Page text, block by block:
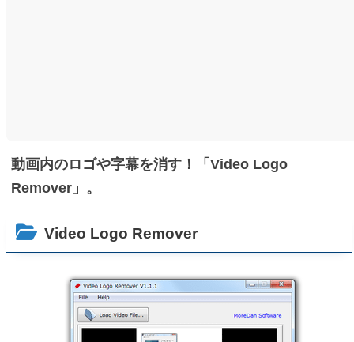
動画内のロゴや字幕を消す！「Video Logo
Remover」。
Video Logo Remover